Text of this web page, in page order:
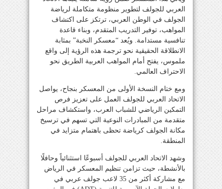
العربي للجولف لتطوير منظومة متكاملة لرياضة
الجولف في الوطن العربي، ترتكز على اكتشاف
المواهب، توفير التدريب المتقدم، وبناء قاعدة
تنافسية مستدامة. ويُعد “معسكر النخبة” بمثابة
الانطلاقة الحقيقية نحو ترجمة هذه الرؤية إلى واقع
ملموس، يفتح أمام المواهب العربية الطريق نحو
الاحتراف العالمي.
ومع ختام النسخة الأولى من المعسكر بنجاح، يواصل
الاتحاد العربي للجولف العمل على تعزيز فرص
التمكين الرياضي للشباب العرب، واستكشاف مراحل
متقدمة من المبادرات النوعية التي تسهم في ترسيخ
مكانة الجولف كرياضة تحظى باهتمام متزايد في
المنطقة.
وشهد الاتحاد العربي للجولف أسبوعًا استثنائياً وحافلًا
بالأنشطة، حيث تزامن تنظيم المعسكر في الرياض
مع مشاركة أكثر من 35 لاعب جولف عربي في